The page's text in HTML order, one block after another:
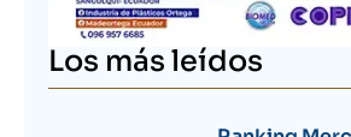
Los más leídos